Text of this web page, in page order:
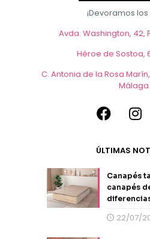
¡Devoramos
Avda. Washington, 42,
Héroe de Sostoa,
C. Antonia de la Rosa
Málaga.
ÚLTIMAS
Canapés
canapés
22/07/